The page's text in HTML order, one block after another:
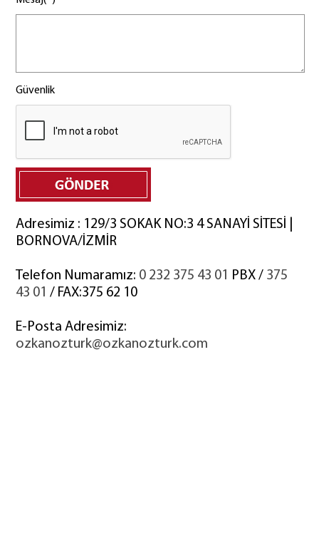
Güvenlik
Adresimiz : 129/3 SOKAK NO:3 4 SANAYİ SİTESİ |
BORNOVA/İZMİR
Telefon Numaramız: 0 232 375 43 01 PBX / 375
43 01 / FAX:375 62 10
E-Posta Adresimiz:
ozkanozturk@ozkanozturk.com